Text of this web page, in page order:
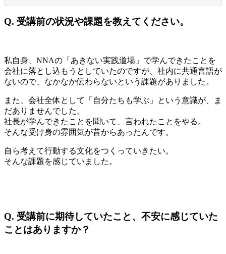
Q. 受講前の状況や課題を教えてください。
私自身、NNAの「あきない実践道場」で学んできたことを
会社に落とし込もうとしていたのですが、社内に共通言語が
ないので、なかなか伝わらないという課題がありました。
また、会社全体として「自分たちも学ぶ」という意識が、ま
だありませんでした。
社長が学んできたことを聞いて、言われたことをやる。
そんな受け身の雰囲気が昔からあったんです。
自ら考えて行動する文化をつくっていきたい。
そんな課題を感じていました。
Q. 受講前に期待していたこと、不安に感じていた
ことはありますか？